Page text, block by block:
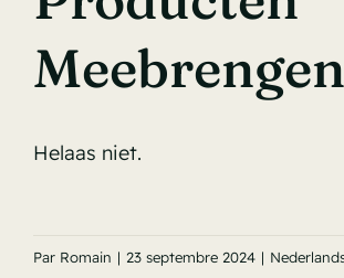
Helaas niet.
Par Romain | 23 septembre 2024 |